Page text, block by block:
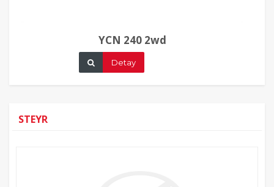
YCN 240 2wd
Detay
STEYR